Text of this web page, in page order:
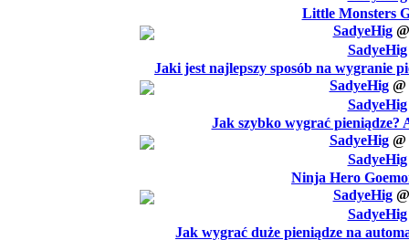
Little Monsters
SadyeHig
SadyeHig
Jaki jest najlepszy sposób na wygranie
SadyeHig @
SadyeHig
Jak szybko wygrać
SadyeHig @
SadyeHig
Ninja Hero
SadyeHig
SadyeHig
Jak wygrać duże pieniądze na